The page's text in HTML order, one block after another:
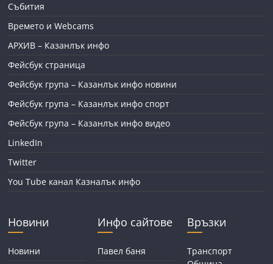
Събития
Времето и Webcams
АРХИВ – Казанлък инфо
Фейсбук страница
Фейсбук група – Казанлък инфо новини
Фейсбук група – Казанлък инфо спорт
Фейсбук група – Казанлък инфо видео
LinkedIn
Twitter
You Tube канал Казналък инфо
Новини
Новини
Инфо сайтове
Павел баня
Връзки
Транспорт